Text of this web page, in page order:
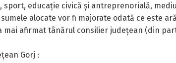
educație civică și antreprenorială,
alocate vor fi majorate odată ce este
afirmat tânărul consilier județean (din
Gorj :